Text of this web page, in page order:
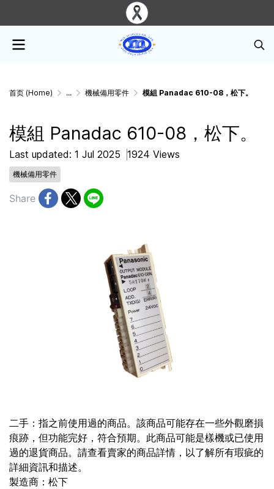
首页 (Home) ... 機械備用零件 模組 Panadac 610-08，松下。
模組 Panadac 610-08，松下。
Last updated: 1 Jul 2025 1924 Views
機械備用零件
Share
二手：指之前使用過的商品。該商品可能存在一些外觀磨損
痕跡，但功能完好，符合預期。此商品可能是樣機或已使用
過的退貨商品。請查看賣家的商品詳情，以了解所有瑕疵的
詳細資訊和描述。
製造商：松下